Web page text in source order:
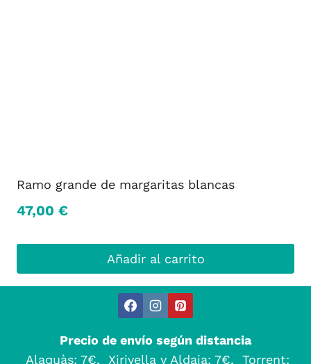
Ramo grande de margaritas blancas
47,00 €
Añadir al carrito
Precio de envío según distancia
Alaquàs: 7€, Xirivella y Aldaia: 7€, Torrent: